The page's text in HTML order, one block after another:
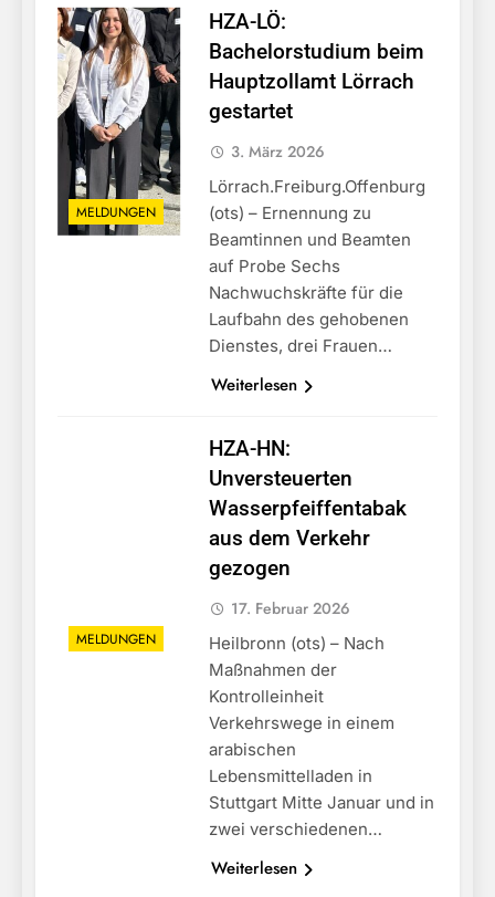
MELDUNGEN
HZA-LÖ:
Bachelorstudium beim
Hauptzollamt Lörrach
gestartet
3. März 2026
Lörrach.Freiburg.Offenburg
(ots) – Ernennung zu
Beamtinnen und Beamten
auf Probe Sechs
Nachwuchskräfte für die
Laufbahn des gehobenen
Dienstes, drei Frauen…
Weiterlesen
MELDUNGEN
HZA-HN:
Unversteuerten
Wasserpfeiffentabak
aus dem Verkehr
gezogen
17. Februar 2026
Heilbronn (ots) – Nach
Maßnahmen der
Kontrolleinheit
Verkehrswege in einem
arabischen
Lebensmittelladen in
Stuttgart Mitte Januar und in
zwei verschiedenen…
Weiterlesen